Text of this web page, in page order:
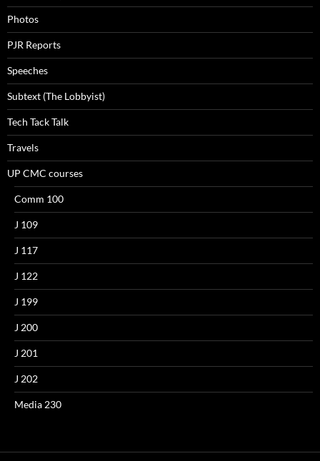
Photos
PJR Reports
Speeches
Subtext (The Lobbyist)
Tech Tack Talk
Travels
UP CMC courses
Comm 100
J 109
J 117
J 122
J 199
J 200
J 201
J 202
Media 230